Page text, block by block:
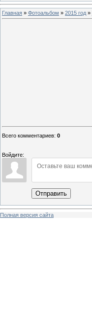
Главная » Фотоальбом » 2015 год »
Всего комментариев: 0
Войдите:
Отправить
Полная версия сайта